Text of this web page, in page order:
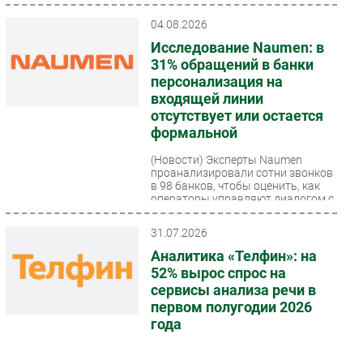
Регулирование
РАЗДЕЛЫ
04.08.2026
Исследование Naumen: в
31% обращений в банки
персонализация на
входящей линии
отсутствует или остается
формальной
(Новости) Эксперты Naumen
проанализировали сотни звонков
в 98 банков, чтобы оценить, как
операторы управляют диалогом с
клиентом на входящей...
31.07.2026
Аналитика «Телфин»: на
52% вырос спрос на
сервисы анализа речи в
первом полугодии 2026
года